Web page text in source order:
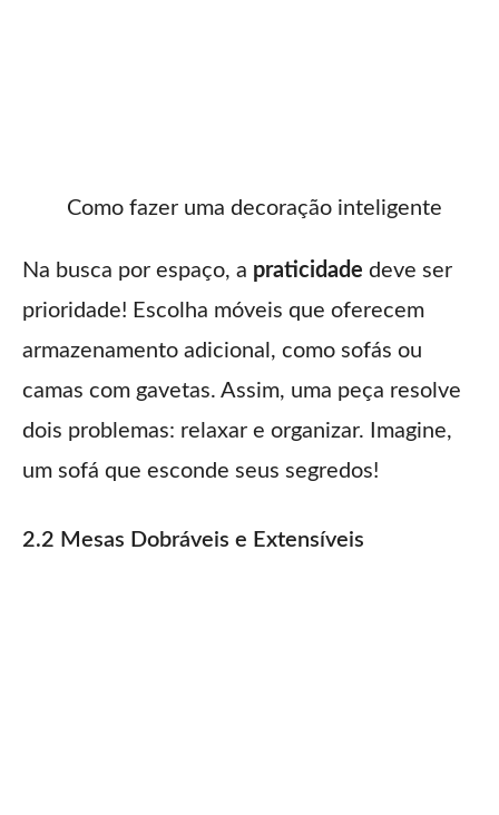
Como fazer uma decoração inteligente
Na busca por espaço, a praticidade deve ser
prioridade! Escolha móveis que oferecem
armazenamento adicional, como sofás ou
camas com gavetas. Assim, uma peça resolve
dois problemas: relaxar e organizar. Imagine,
um sofá que esconde seus segredos!
2.2 Mesas Dobráveis e Extensíveis